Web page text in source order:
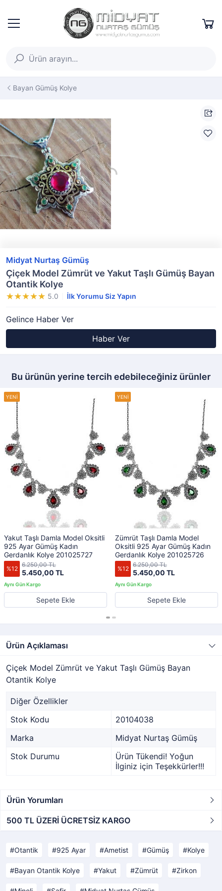
Bayan Gümüş Kolye
Midyat Nurtaş Gümüş
Çiçek Model Zümrüt ve Yakut Taşlı Gümüş Bayan
Otantik Kolye
5.0 İlk Yorumu Siz Yapın
Gelince Haber Ver
Haber Ver
Bu ürünün yerine tercih edebileceğiniz ürünler
Yakut Taşlı Damla Model Oksitli
925 Ayar Gümüş Kadın
Gerdanlık Kolye 201025727
%12 5.450,00 TL
6.250,00 TL
Sepete Ekle
Zümrüt Taşlı Damla Model
Oksitli 925 Ayar Gümüş Kadın
Gerdanlık Kolye 201025726
%12 5.450,00 TL
6.250,00 TL
Sepete Ekle
Ürün Açıklaması
Çiçek Model Zümrüt ve Yakut Taşlı Gümüş Bayan
Otantik Kolye
Diğer Özellikler
Stok Kodu
20104038
Marka
Midyat Nurtaş Gümüş
Stok Durumu
Ürün Tükendi! Yoğun
İlginiz için Teşekkürler!!!
Ürün Yorumları
500 TL ÜZERİ ÜCRETSİZ KARGO
Otantik 925 Ayar Ametist Gümüş Kolye
Bayan Otantik Kolye Yakut Zümrüt Zirkon